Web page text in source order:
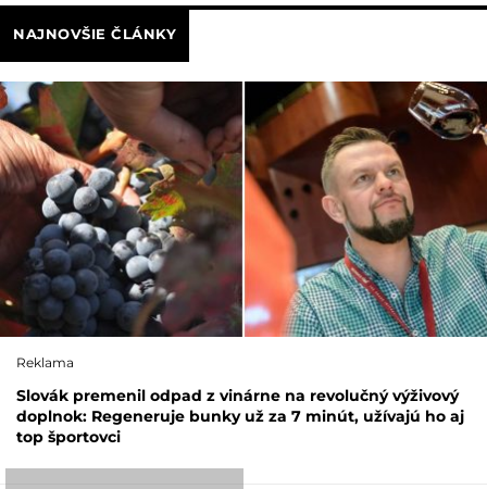
NAJNOVŠIE ČLÁNKY
Reklama
Slovák premenil odpad z vinárne na revolučný výživový
doplnok: Regeneruje bunky už za 7 minút, užívajú ho aj
top športovci